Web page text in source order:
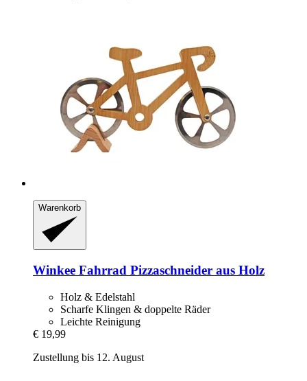
Warenkorb
Winkee Fahrrad Pizzaschneider aus Holz
Holz & Edelstahl
Scharfe Klingen & doppelte Räder
Leichte Reinigung
€ 19,99
Zustellung bis 12. August